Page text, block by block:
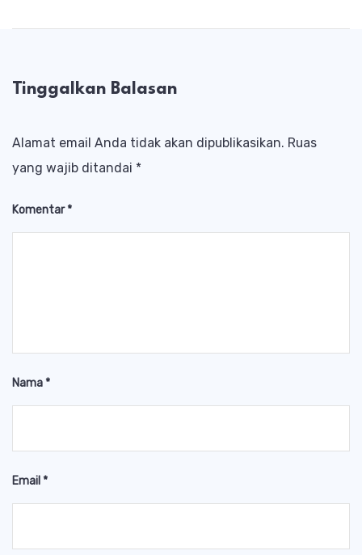
Tinggalkan Balasan
Alamat email Anda tidak akan dipublikasikan. Ruas
yang wajib ditandai *
Komentar*
Nama*
Email *